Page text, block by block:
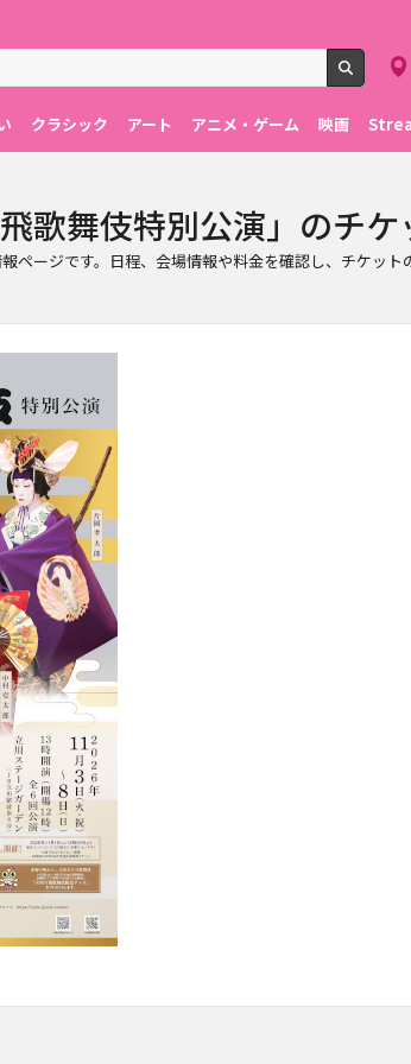
検索
クラシック アート アニメ・ゲーム 映画
歌舞伎特別公演」のチケ
ページです。日程、会場情報や料金を確認し、チケット